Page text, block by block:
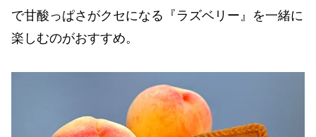
で甘酸っぱさがクセになる『ラズベリー』を一緒に
楽しむのがおすすめ。